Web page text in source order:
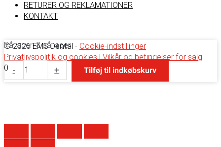
RETURER OG REKLAMATIONER
KONTAKT
© 2026 EMS Dental - Cookie-indstillinger
Privatlivspolitik og cookies|Vilkår og betingelser for salg
0
På lager: 3 på lager
-
Air
Filter
+ Tilføj til indkøbskurv